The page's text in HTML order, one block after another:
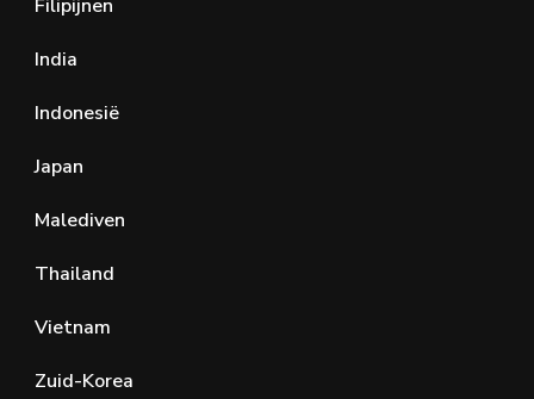
Filipijnen
India
Indonesië
Japan
Malediven
Thailand
Vietnam
Zuid-Korea